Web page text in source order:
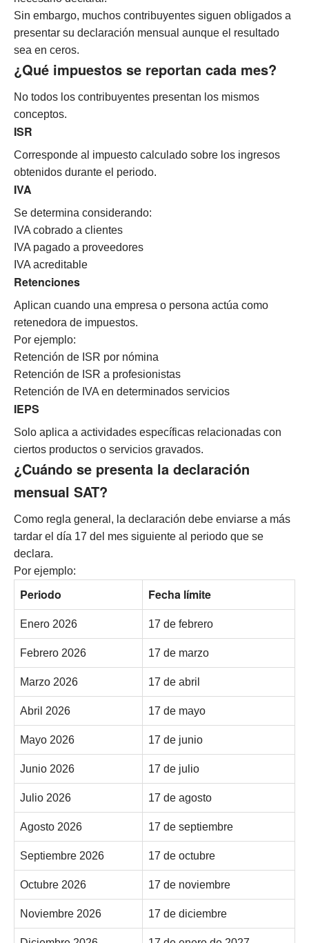
Sin embargo, muchos contribuyentes siguen obligados a
presentar su declaración mensual aunque el resultado
sea en ceros.
¿Qué impuestos se reportan cada mes?
No todos los contribuyentes presentan los mismos
conceptos.
ISR
Corresponde al impuesto calculado sobre los ingresos
obtenidos durante el periodo.
IVA
Se determina considerando:
IVA cobrado a clientes
IVA pagado a proveedores
IVA acreditable
Retenciones
Aplican cuando una empresa o persona actúa como
retenedora de impuestos.
Por ejemplo:
Retención de ISR por nómina
Retención de ISR a profesionistas
Retención de IVA en determinados servicios
IEPS
Solo aplica a actividades específicas relacionadas con
ciertos productos o servicios gravados.
¿Cuándo se presenta la declaración
mensual SAT?
Como regla general, la declaración debe enviarse a más
tardar el día 17 del mes siguiente al periodo que se
declara.
Por ejemplo:
Periodo Fecha límite
Enero 2026 17 de febrero
Febrero 2026 17 de marzo
Marzo 2026 17 de abril
Abril 2026 17 de mayo
Mayo 2026 17 de junio
Junio 2026 17 de julio
Julio 2026 17 de agosto
Agosto 2026 17 de septiembre
Septiembre 2026 17 de octubre
Octubre 2026 17 de noviembre
Noviembre 2026 17 de diciembre